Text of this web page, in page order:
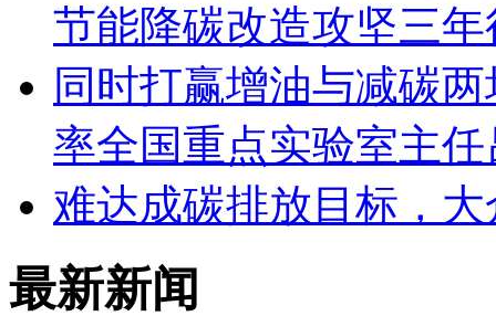
节能降碳改造攻坚三
同时打赢增油与减碳
率全国重点实验室主
难达成碳排放目标，
最新新闻